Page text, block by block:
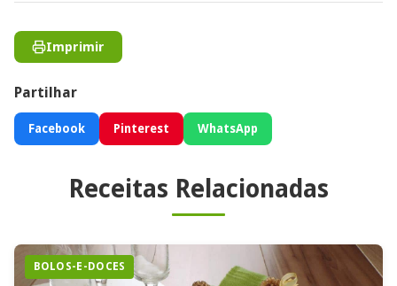
Imprimir
Partilhar
Facebook Pinterest WhatsApp
Receitas Relacionadas
BOLOS-E-DOCES